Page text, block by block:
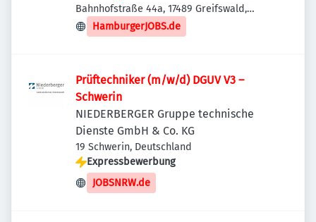
Bahnhofstraße 44a, 17489 Greifswald,
Deutschland
HamburgerJOBS.de
Prüftechniker (m/w/d) DGUV V3 –
Schwerin
NIEDERBERGER Gruppe technische
Dienste GmbH & Co. KG
19 Schwerin, Deutschland
Expressbewerbung
JOBSNRW.de